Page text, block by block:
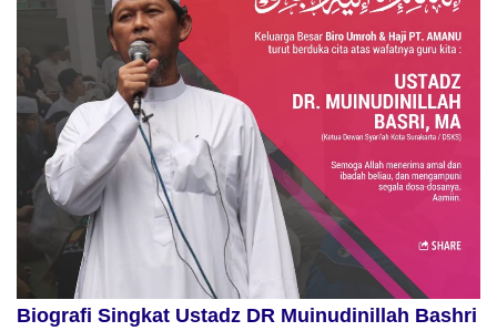
Biografi Singkat Ustadz DR Muinudinillah Bashri